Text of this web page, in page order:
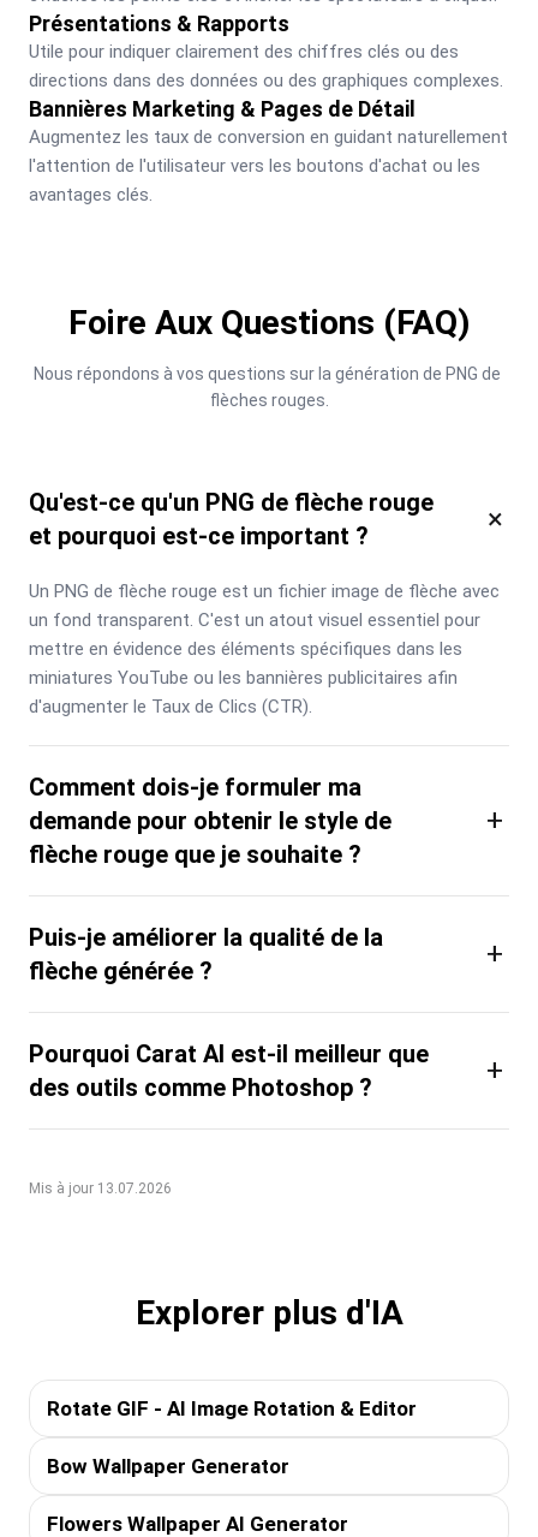
Présentations & Rapports
Utile pour indiquer clairement des chiffres clés ou des
directions dans des données ou des graphiques complexes.
Bannières Marketing & Pages de Détail
Augmentez les taux de conversion en guidant naturellement
l'attention de l'utilisateur vers les boutons d'achat ou les
avantages clés.
Foire Aux Questions (FAQ)
Nous répondons à vos questions sur la génération de PNG de
flèches rouges.
Qu'est-ce qu'un PNG de flèche rouge
et pourquoi est-ce important ?
×
Un PNG de flèche rouge est un fichier image de flèche avec
un fond transparent. C'est un atout visuel essentiel pour
mettre en évidence des éléments spécifiques dans les
miniatures YouTube ou les bannières publicitaires afin
d'augmenter le Taux de Clics (CTR).
Comment dois-je formuler ma
demande pour obtenir le style de
flèche rouge que je souhaite ?
+
Puis-je améliorer la qualité de la
flèche générée ?
+
Pourquoi Carat AI est-il meilleur que
des outils comme Photoshop ?
+
Mis à jour 13.07.2026
Explorer plus d'IA
Rotate GIF - AI Image Rotation & Editor
Bow Wallpaper Generator
Flowers Wallpaper AI Generator